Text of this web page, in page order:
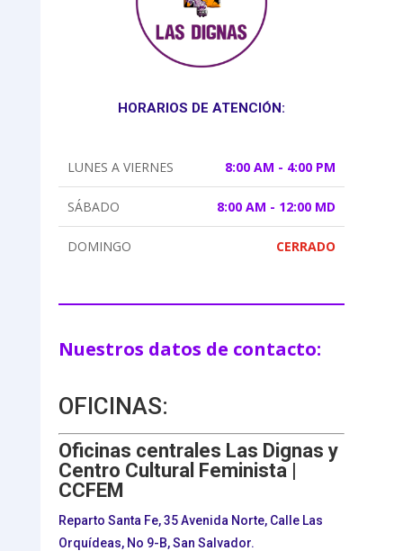
HORARIOS DE ATENCIÓN:
LUNES A VIERNES 8:00 AM - 4:00 PM
SÁBADO 8:00 AM - 12:00 MD
DOMINGO CERRADO
Nuestros datos de contacto:
OFICINAS:
Oficinas centrales Las Dignas y
Centro Cultural Feminista |
CCFEM
Reparto Santa Fe, 35 Avenida Norte, Calle Las
Orquídeas, No 9-B, San Salvador.